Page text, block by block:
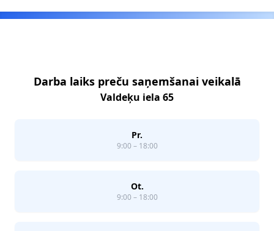
Darba laiks preču saņemšanai veikalā
Valdeķu iela 65
Pr.
9:00 – 18:00
Ot.
9:00 – 18:00